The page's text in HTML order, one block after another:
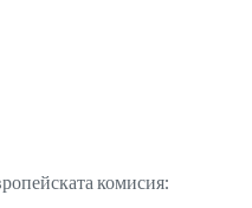
комисия: